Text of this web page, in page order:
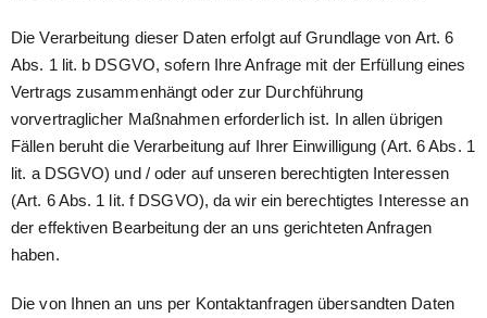
Die Verarbeitung dieser Daten erfolgt auf Grundlage von Art. 6
Abs. 1 lit. b DSGVO, sofern Ihre Anfrage mit der Erfüllung eines
Vertrags zusammenhängt oder zur Durchführung
vorvertraglicher Maßnahmen erforderlich ist. In allen übrigen
Fällen beruht die Verarbeitung auf Ihrer Einwilligung (Art. 6 Abs. 1
lit. a DSGVO) und / oder auf unseren berechtigten Interessen
(Art. 6 Abs. 1 lit. f DSGVO), da wir ein berechtigtes Interesse an
der effektiven Bearbeitung der an uns gerichteten Anfragen
haben.
Die von Ihnen an uns per Kontaktanfragen übersandten Daten